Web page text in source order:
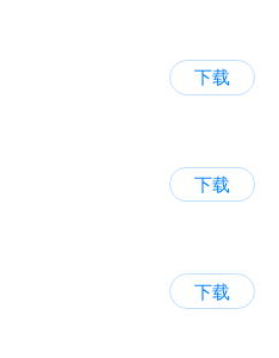
下载
下载
下载